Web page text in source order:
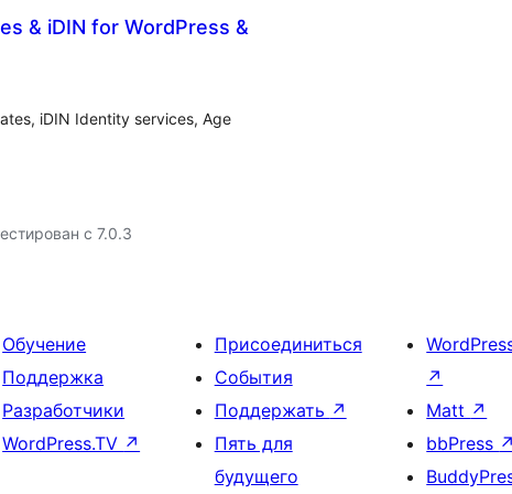
& iDIN for WordPress &
iDIN Identity services, Age
с 7.0.3
Обучение
Поддержка
Разработчики
WordPress.TV ↗
Присоединиться
События
Поддержать ↗
Пять для
будущего
↗
Matt ↗
bbPress ↗